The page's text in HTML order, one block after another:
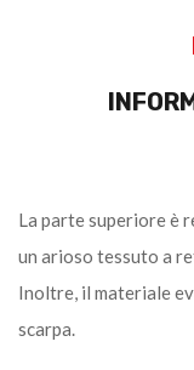
La parte superiore è
un arioso tessuto a
Inoltre, il materiale
scarpa.